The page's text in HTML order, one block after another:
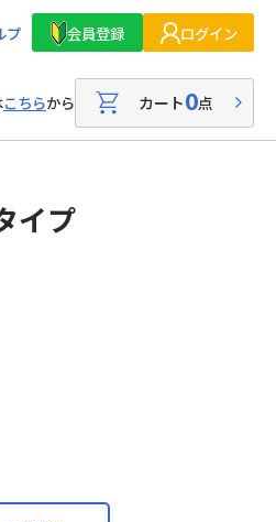
プ 会員登録 ログイン
こちらから カート0点
イプ